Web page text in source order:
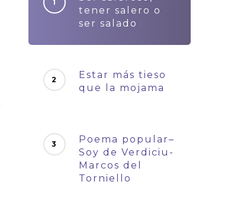
tener salero o
ser salado
Estar más tieso
que la mojama
Poema popular–
Soy de Verdiciu-
Marcos del
Torniello